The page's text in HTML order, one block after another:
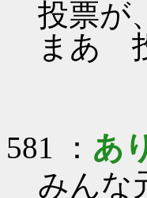
投票が
まあ
581 ： あ
みんな